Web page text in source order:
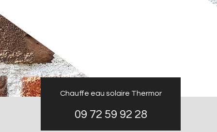
Chauffe eau solaire Thermor
09 72 59 92 28